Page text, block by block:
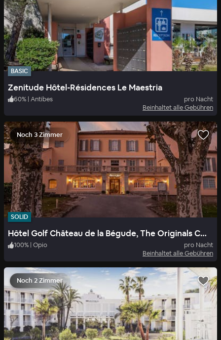
BASIC
Zenitude Hôtel-Résidences Le Maestria
60% | Antibes
pro Nacht
Beinhaltet alle Gebühren
Noch 3 Zimmer
SOLID
Hôtel Golf Château de la Bégude, The Originals Collection
100% Opio
pro Nacht
Beinhaltet alle Gebühren
Noch 2 Zimmer